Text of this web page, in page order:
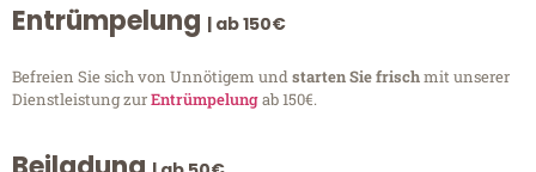
Entrümpelung | ab 150€
Befreien Sie sich von Unnötigem undstarten Sie frischmit unserer
Dienstleistung zurEntrümpelungab 150€.